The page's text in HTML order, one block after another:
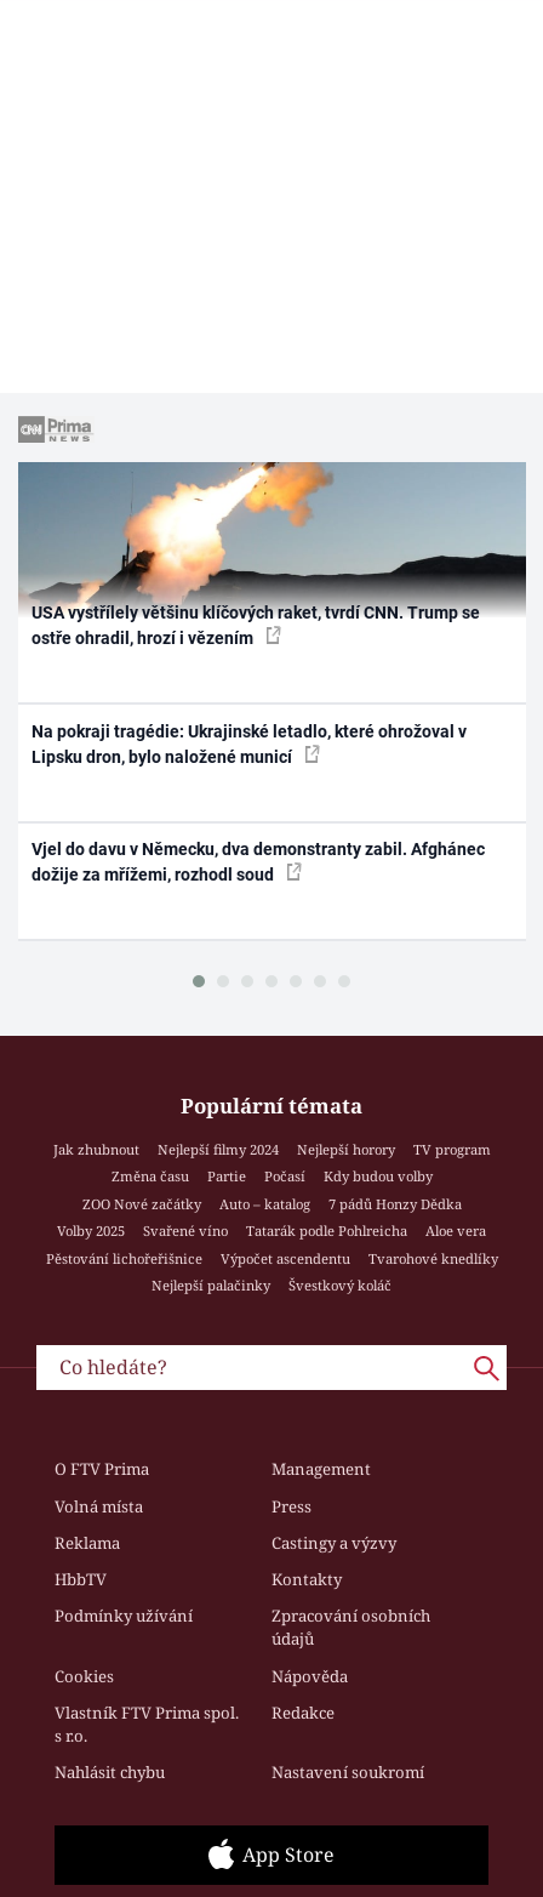
USA vystřílely většinu klíčových raket, tvrdí CNN. Trump se
ostře ohradil, hrozí i vězením
Na pokraji tragédie: Ukrajinské letadlo, které ohrožoval v
Lipsku dron, bylo naložené municí
Vjel do davu v Německu, dva demonstranty zabil. Afghánec
dožije za mřížemi, rozhodl soud
Populární témata
Jak zhubnout Nejlepší filmy 2024 Nejlepší horory
TV program
Změna času
Partie Počasí
Kdy budou volby
ZOO Nové začátky
Auto – katalog
7 pádů Honzy Dědka
Volby 2025
Svařené víno Tatarák podle Pohlreicha
Aloe vera
Pěstování lichořeřišnice
Výpočet ascendentu
Tvarohové knedlíky
Nejlepší palačinky
Švestkový koláč
O FTV Prima
Management
Volná místa
Press
Reklama
Castingy a výzvy
HbbTV
Kontakty
Podmínky užívání
Zpracování osobních
údajů
Cookies
Nápověda
Vlastník FTV Prima spol.
s r.o.
Redakce
Nahlásit chybu Nastavení soukromí
App Store